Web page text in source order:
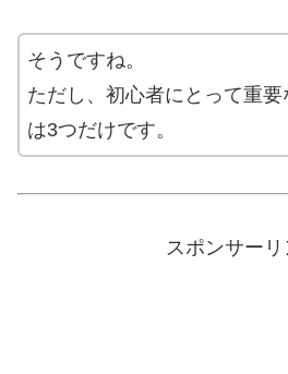
そうですね。
ただし、初心者にとって重要
は3つだけです。
スポンサーリ